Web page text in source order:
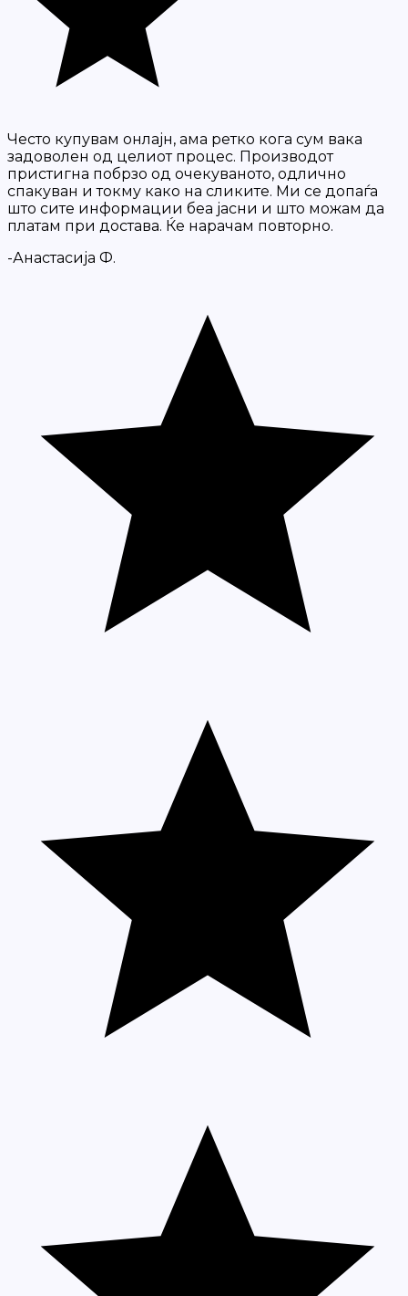
Често купувам онлајн, ама ретко кога сум вака
задоволен од целиот процес. Производот
пристигна побрзо од очекуваното, одлично
спакуван и токму како на сликите. Ми се допаѓа
што сите информации беа јасни и што можам да
платам при достава. Ќе нарачам повторно.
-Анастасија Ф.